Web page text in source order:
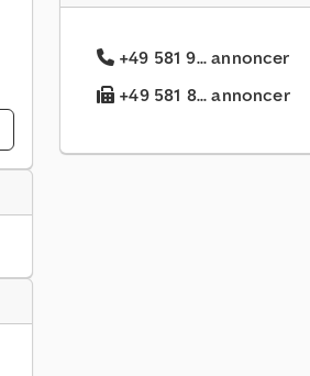
+49 581 9... annoncer
+49 581 8... annoncer